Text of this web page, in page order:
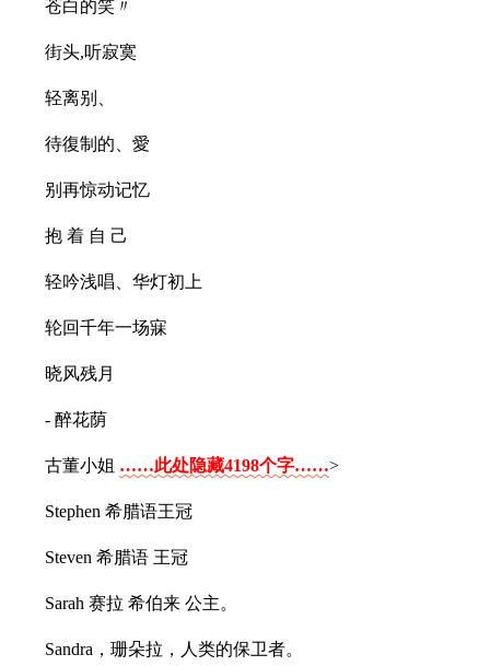
苍白的笑〃
街头,听寂寞
轻离别、
待復制的、愛
别再惊动记忆
抱 着 自 己
轻吟浅唱、华灯初上
轮回千年一场寐
晓风残月
- 醉花荫
古董小姐 ……此处隐藏4198个字……>
Stephen 希腊语王冠
Steven 希腊语 王冠
Sarah 赛拉 希伯来 公主。
Sandra，珊朵拉，人类的保卫者。